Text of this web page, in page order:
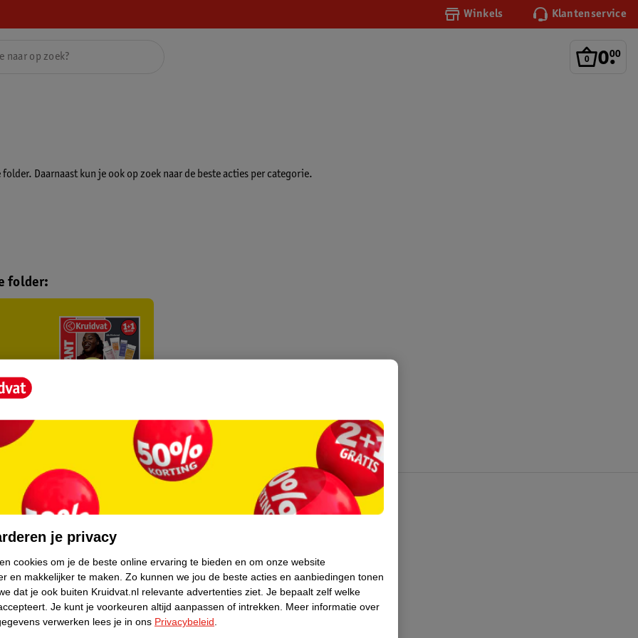
Winkels Klantenservice
0.
00
Daarnaast kun je ook op zoek naar de beste acties per categorie.
folder:
Over Kruidvat
Pers
Winkelformule
Bedrijfsgegevens
je privacy
cookies om je de beste online ervaring te bieden en om onze website
en makkelijker te maken. Zo kunnen we jou de beste acties en aanbiedingen tonen
dat je ook buiten Kruidvat.nl relevante advertenties ziet. Je bepaalt zelf welke
Je kunt je voorkeuren altijd aanpassen of intrekken.
Meer informatie over
verwerken lees je in ons Privacybeleid